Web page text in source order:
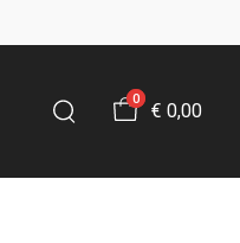
0
€ 0,00